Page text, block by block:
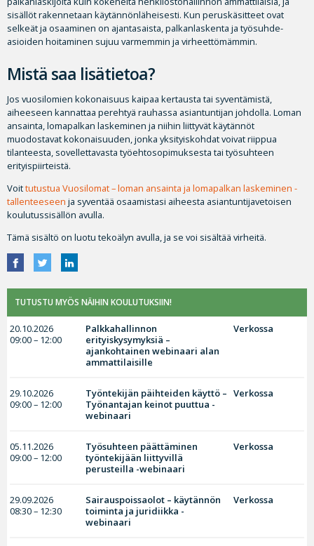
sisällöt rakennetaan käytännönläheisesti. Kun peruskäsitteet ovat
selkeät ja osaaminen on ajantasaista, palkanlaskenta ja työsuhde-
asioiden hoitaminen sujuu varmemmin ja virheettömämmin.
Mistä saa lisätietoa?
Jos vuosilomien kokonaisuus kaipaa kertausta tai syventämistä,
aiheeseen kannattaa perehtyä rauhassa asiantuntijan johdolla. Loman
ansainta, lomapalkan laskeminen ja niihin liittyvät käytännöt
muodostavat kokonaisuuden, jonka yksityiskohdat voivat riippua
tilanteesta, sovellettavasta työehtosopimuksesta tai työsuhteen
erityispiirteistä.
Voittutustua Vuosilomat – loman ansainta ja lomapalkan laskeminen -
tallenteeseen ja syventää osaamistasi aiheesta asiantuntijavetoisen
koulutussisällön avulla.
Tämä sisältö on luotu tekoälyn avulla, ja se voi sisältää virheitä.
TUTUSTU MYÖS NÄIHIN KOULUTUKSIIN!
20.10.2026
09:00 – 12:00
Palkkahallinnon
erityiskysymyksiä –
ajankohtainen webinaari alan
ammattilaisille
Verkossa
29.10.2026
09:00 – 12:00
Työntekijän päihteiden käyttö –
Työnantajan keinot puuttua -
webinaari
Verkossa
05.11.2026
09:00 – 12:00
Työsuhteen päättäminen
työntekijään liittyvillä
perusteilla -webinaari
Verkossa
29.09.2026
08:30 – 12:30
Sairauspoissaolot – käytännön
toiminta ja juridiikka -
webinaari
Verkossa